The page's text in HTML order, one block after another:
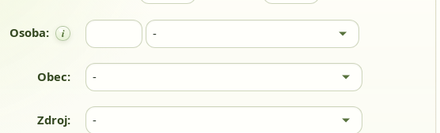
Osoba:
Obec:
Zdroj: